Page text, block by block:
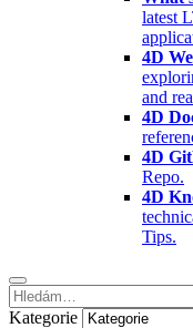
latest
4D
and
4D
4D
Repo.
4D
Tips.
Kategorie